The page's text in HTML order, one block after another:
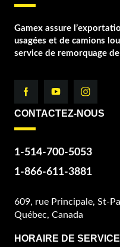
Gamex assure
usagées et de camions
service de remorquage
CONTACTEZ-NOUS
1-514-700-5053
1-866-611-3881
609, rue Principale, St-
Québec, Canada
HORAIRE DE SERVICE